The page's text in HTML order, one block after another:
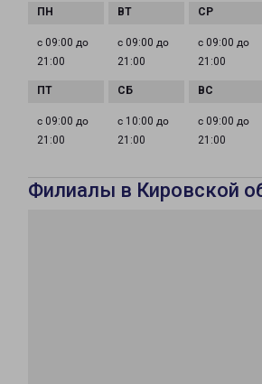
с 09:00 до
21:00
с 09:00 до
21:00
с 09:00 до
21:00
с 09:00 до
21:00
с 10:00 до
21:00
с 09:00 до
21:00
Филиалы в Кировской